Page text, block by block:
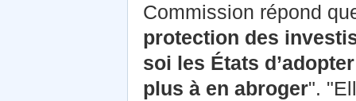
Commission répond
protection des
soi les États
plus à en abroger".